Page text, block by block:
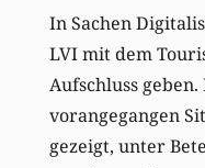
In Sachen
LVI mit dem
Aufschluss
vorangegangen
gezeigt, unter